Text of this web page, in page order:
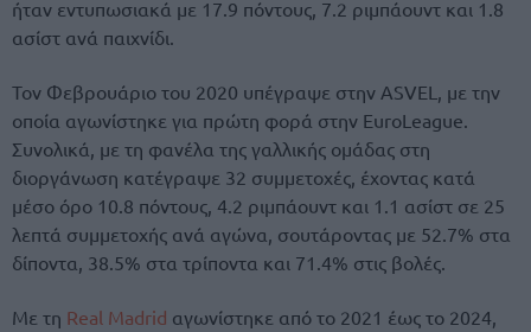
ήταν εντυπωσιακά με 17.9 πόντους, 7.2 ριμπάουντ και 1.8
ασίστ ανά παιχνίδι.
Τον Φεβρουάριο του 2020 υπέγραψε στην ASVEL, με την
οποία αγωνίστηκε για πρώτη φορά στην EuroLeague.
Συνολικά, με τη φανέλα της γαλλικής ομάδας στη
διοργάνωση κατέγραψε 32 συμμετοχές, έχοντας κατά
μέσο όρο 10.8 πόντους, 4.2 ριμπάουντ και 1.1 ασίστ σε 25
λεπτά συμμετοχής ανά αγώνα, σουτάροντας με 52.7% στα
δίποντα, 38.5% στα τρίποντα και 71.4% στις βολές.
Με τη Real Madrid αγωνίστηκε από το 2021 έως το 2024,